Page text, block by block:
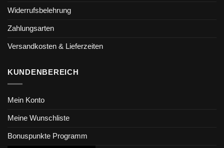
Widerrufsbelehrung
Zahlungsarten
Versandkosten & Lieferzeiten
KUNDENBEREICH
Mein Konto
Meine Wunschliste
Bonuspunkte Programm